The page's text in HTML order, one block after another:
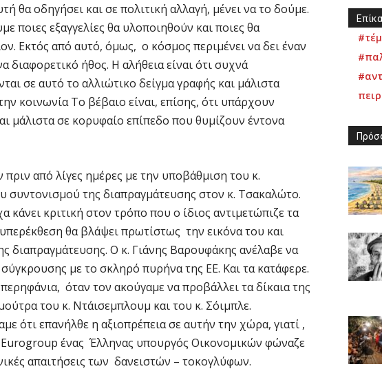
θα οδηγήσει και σε πολιτική αλλαγή, μένει να το δούμε.
ποιες εξαγγελίες θα υλοποιηθούν και ποιες θα
Εκτός από αυτό, όμως, ο κόσμος περιμένει να δει έναν
διαφορετικό ήθος. Η αλήθεια είναι ότι συχνά
σε αυτό το αλλιώτικο δείγμα γραφής και μάλιστα
κοινωνία Το βέβαιο είναι, επίσης, ότι υπάρχουν
μάλιστα σε κορυφαίο επίπεδο που θυμίζουν έντονα
από λίγες ημέρες με την υποβάθμιση του κ.
συντονισμού της διαπραγμάτευσης στον κ. Τσακαλώτο.
κριτική στον τρόπο που ο ίδιος αντιμετώπιζε τα
θα βλάψει πρωτίστως την εικόνα του και
διαπραγμάτευσης. Ο κ. Γιάνης Βαρουφάκης ανέλαβε να
με το σκληρό πυρήνα της ΕΕ. Και τα κατάφερε.
όταν τον ακούγαμε να προβάλλει τα δίκαια της
του κ. Ντάισεμπλουμ και του κ. Σόιμπλε.
ότι επανήλθε η αξιοπρέπεια σε αυτήν την χώρα, γιατί ,
ένας Έλληνας υπουργός Οικονομικών φώναζε
απαιτήσεις των δανειστών – τοκογλύφων.